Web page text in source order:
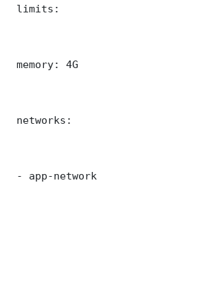
limits:
memory: 4G
networks:
- app-network